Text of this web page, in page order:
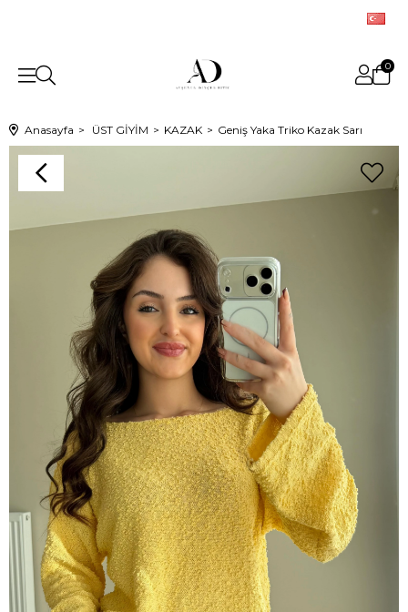
0
Anasayfa ÜST GİYİM KAZAK Geniş Yaka Triko Kazak Sarı